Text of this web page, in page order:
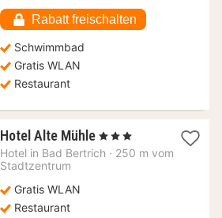
€
Rabatt freischalten
Schwimmbad
Gratis WLAN
Restaurant
Hotel Alte Mühle 1
Nacht
, 3 Sterne
Hotel in Bad Bertrich · 250 m vom
Stadtzentrum
Gratis WLAN
Restaurant